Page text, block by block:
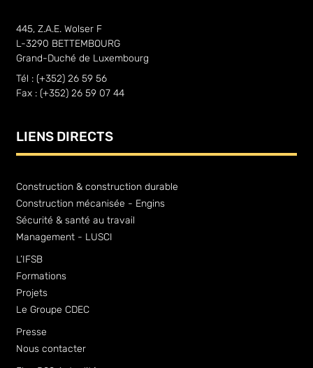
445, Z.A.E. Wolser F
L-3290 BETTEMBOURG
Grand-Duché de Luxembourg
Tél : (+352) 26 59 56
Fax : (+352) 26 59 07 44
LIENS DIRECTS
Construction & construction durable
Construction mécanisée - Engins
Sécurité & santé au travail
Management - LUSCI
L’IFSB
Formations
Projets
Le Groupe CDEC
Presse
Nous contacter